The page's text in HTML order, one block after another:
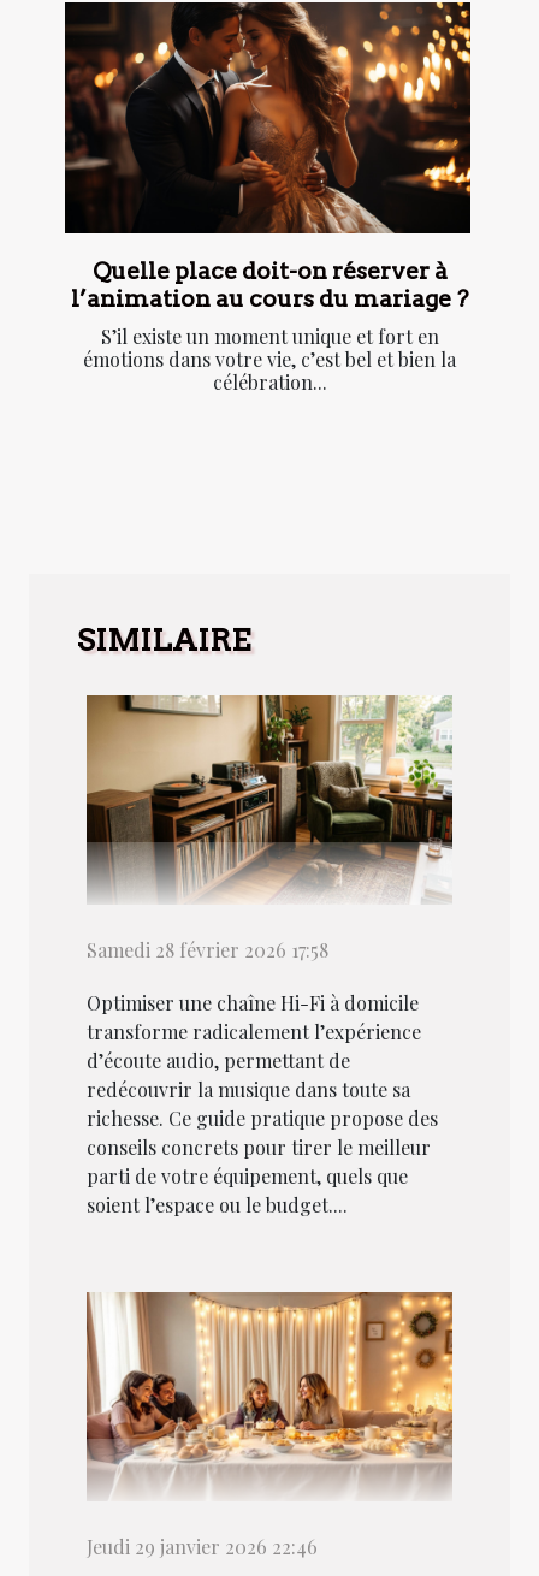
Quelle place doit-on réserver à
l’animation au cours du mariage ?
S’il existe un moment unique et fort en
émotions dans votre vie, c’est bel et bien la
célébration...
SIMILAIRE
Samedi 28 février 2026 17:58
Optimiser une chaîne Hi-Fi à domicile
transforme radicalement l’expérience
d’écoute audio, permettant de
redécouvrir la musique dans toute sa
richesse. Ce guide pratique propose des
conseils concrets pour tirer le meilleur
parti de votre équipement, quels que
soient l’espace ou le budget....
Jeudi 29 janvier 2026 22:46